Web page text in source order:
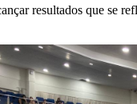
resultados que se